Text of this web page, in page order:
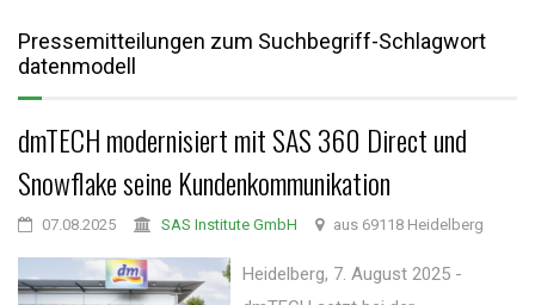
Pressemitteilungen zum Suchbegriff-Schlagwort
datenmodell
dmTECH modernisiert mit SAS 360 Direct und
Snowflake seine Kundenkommunikation
07.08.2025 SAS Institute GmbH aus 69118 Heidelberg
Heidelberg, 7. August 2025 -